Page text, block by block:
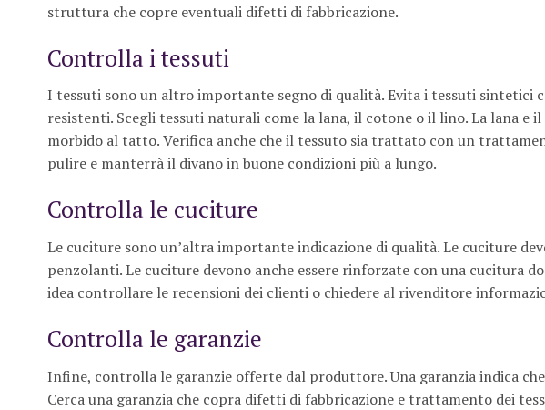
struttura che copre eventuali difetti di fabbricazione.
Controlla i tessuti
I tessuti sono un altro importante segno di qualità. Evita i tessuti sintetici
resistenti. Scegli tessuti naturali come la lana, il cotone o il lino. La lana
morbido al tatto. Verifica anche che il tessuto sia trattato con un
pulire e manterrà il divano in buone condizioni più a lungo.
Controlla le cuciture
Le cuciture sono un’altra importante indicazione di qualità. Le cuciture
penzolanti. Le cuciture devono anche essere rinforzate con una cucitura
idea controllare le recensioni dei clienti o chiedere al rivenditore
Controlla le garanzie
Infine, controlla le garanzie offerte dal produttore. Una garanzia indica
Cerca una garanzia che copra difetti di fabbricazione e trattamento dei